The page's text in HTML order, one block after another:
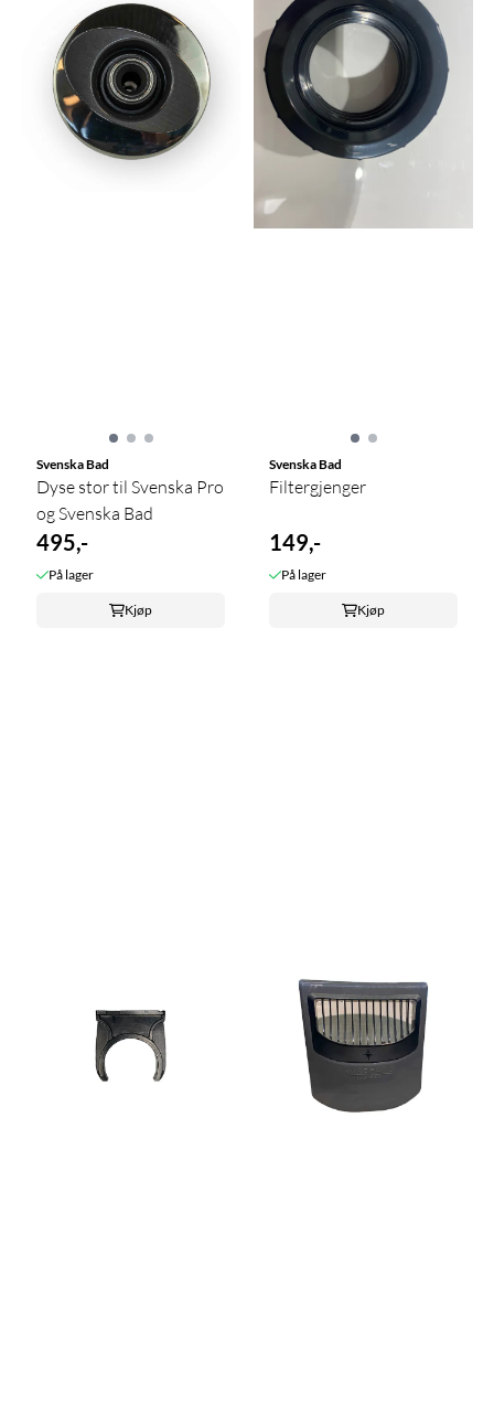
Svenska Bad
Dyse stor til Svenska Pro
og Svenska Bad
495,-
På lager
Kjøp
Svenska Bad
Filtergjenger
149,-
På lager
Kjøp